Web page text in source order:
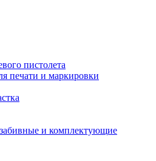
пистолета
печати и маркировки
и комплектующие